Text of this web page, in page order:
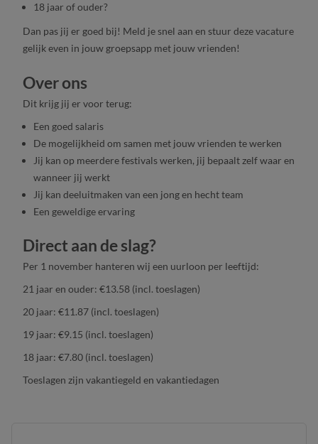
18 jaar of ouder?
Dan pas jij er goed bij! Meld je snel aan en stuur deze vacature
gelijk even in jouw groepsapp met jouw vrienden!
Over ons
Dit krijg jij er voor terug:
Een goed salaris
De mogelijkheid om samen met jouw vrienden te werken
Jij kan op meerdere festivals werken, jij bepaalt zelf waar en
wanneer jij werkt
Jij kan deeluitmaken van een jong en hecht team
Een geweldige ervaring
Direct aan de slag?
Per 1 november hanteren wij een uurloon per leeftijd:
21 jaar en ouder: €13.58 (incl. toeslagen)
20 jaar: €11.87 (incl. toeslagen)
19 jaar: €9.15 (incl. toeslagen)
18 jaar: €7.80 (incl. toeslagen)
Toeslagen zijn vakantiegeld en vakantiedagen